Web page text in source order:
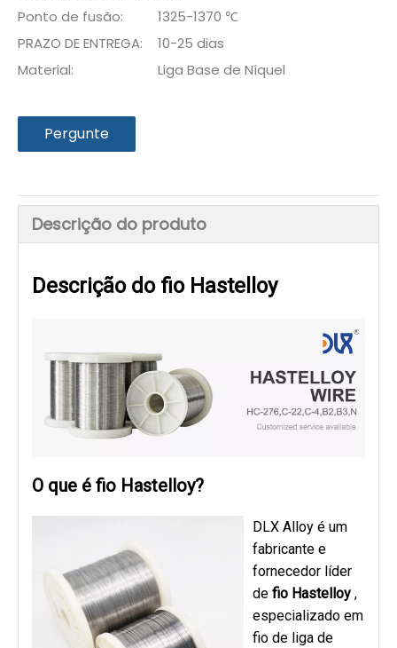
Ponto de fusão:
1325-1370 ℃
PRAZO DE ENTREGA:
10-25 dias
Material:
Liga Base de Níquel
Pergunte
Descrição do produto
Descrição do fio Hastelloy
O que é fio Hastelloy?
DLX Alloy é um
fabricante e
fornecedor líder
de fio Hastelloy ,
especializado em
fio de liga de